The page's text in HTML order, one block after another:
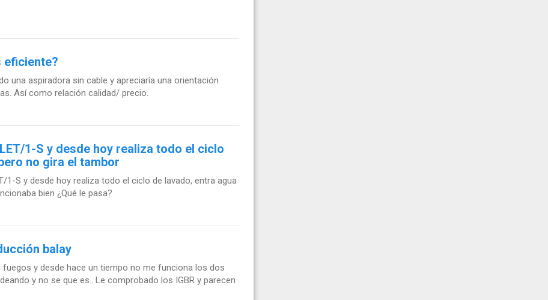
eficiente?
una aspiradora sin cable y apreciaría una orientación
Así como relación calidad/ precio.
1-S y desde hoy realiza todo el ciclo
no gira el tambor
1-S y desde hoy realiza todo el ciclo de lavado, entra agua
bien ¿Qué le pasa?
balay
y desde hace un tiempo no me funciona los dos
y no se que es.. Le comprobado los IGBR y parecen